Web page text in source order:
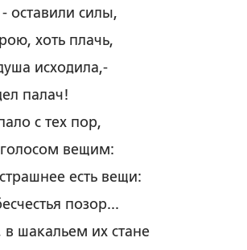
оставили силы,
хоть плачь,
исходила,-
палач!
с тех пор,
вещим:
есть вещи:
позор...
в шакальем их стане